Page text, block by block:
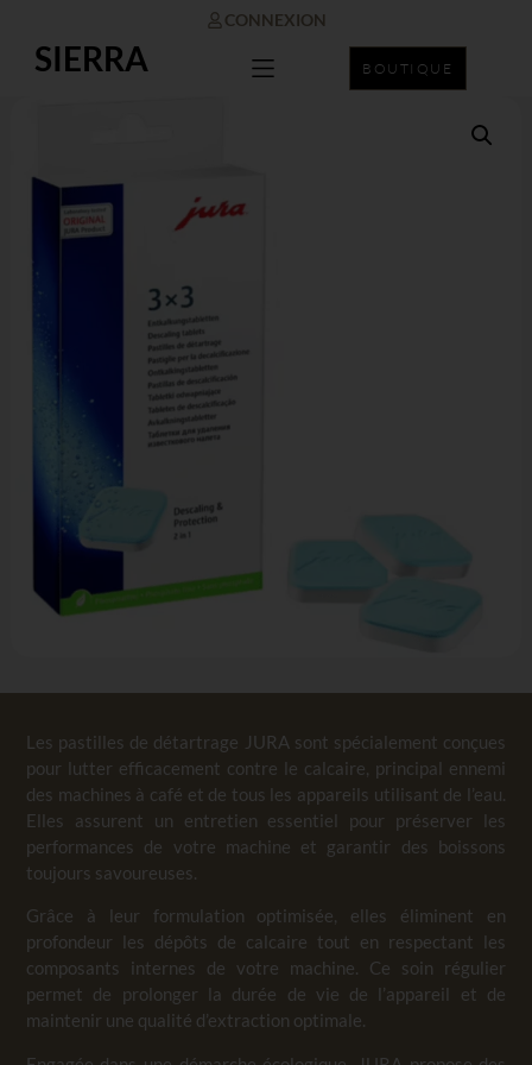
CONNEXION
SIERRA BOUTIQUE
Les pastilles de détartrage JURA sont spécialement conçues
pour lutter efficacement contre le calcaire, principal ennemi
des machines à café et de tous les appareils utilisant de l’eau.
Elles assurent un entretien essentiel pour préserver les
performances de votre machine et garantir des boissons
toujours savoureuses.
Grâce à leur formulation optimisée, elles éliminent en
profondeur les dépôts de calcaire tout en respectant les
composants internes de votre machine. Ce soin régulier
permet de prolonger la durée de vie de l’appareil et de
maintenir une qualité d’extraction optimale.